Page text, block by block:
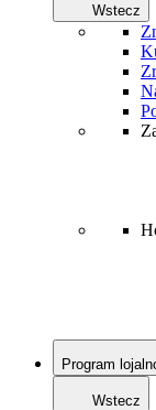
Wstecz
Program
Wstecz